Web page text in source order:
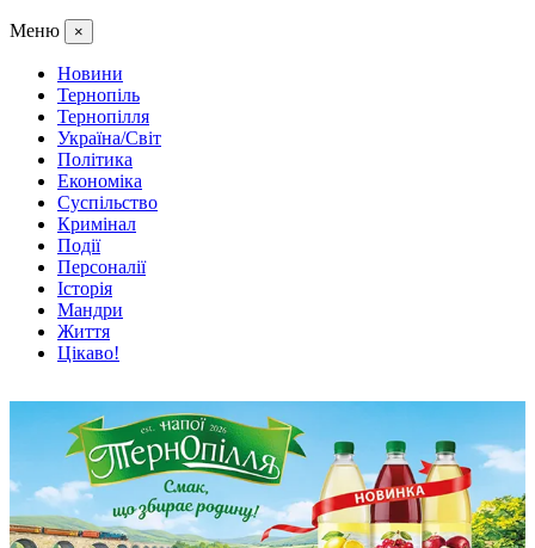
Меню ×
Новини
Тернопіль
Тернопілля
Україна/Світ
Політика
Економіка
Суспільство
Кримінал
Події
Персоналії
Історія
Мандри
Життя
Цікаво!